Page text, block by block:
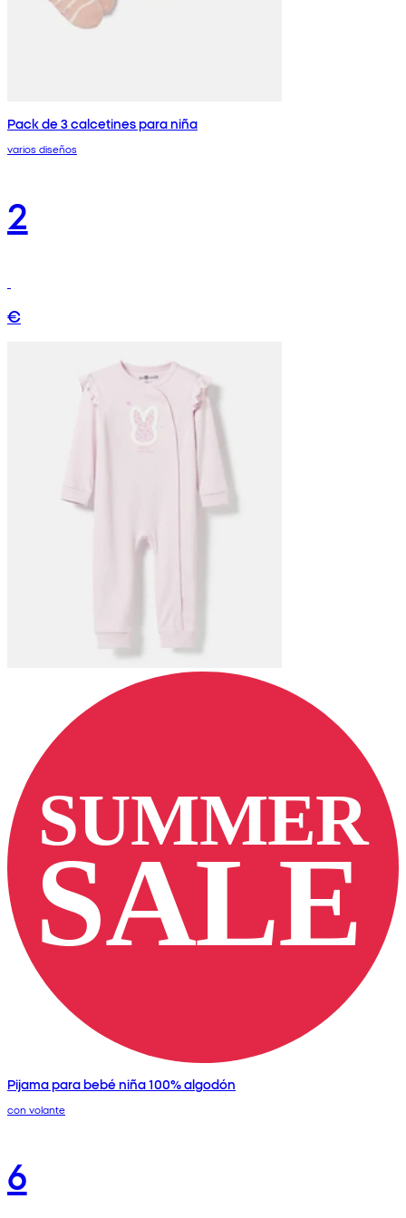
Pack de 3 calcetines para niña
varios diseños
2
€
Pijama para bebé niña 100% algodón
con volante
6